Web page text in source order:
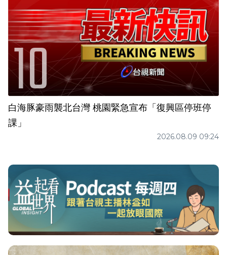
白海豚豪雨襲北台灣 桃園緊急宣布「復興區停班停
課」
2026.08.09 09:24